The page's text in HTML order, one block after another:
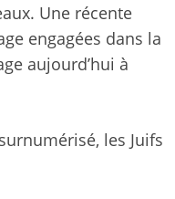
Une récente
engagées dans la
aujourd’hui à
les Juifs